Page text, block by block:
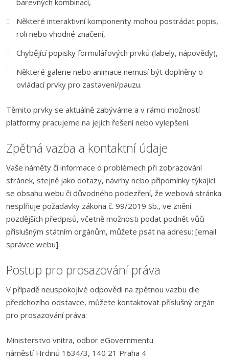
barevných kombinací,
Některé interaktivní komponenty mohou postrádat popis,
roli nebo vhodné značení,
Chybějící popisky formulářových prvků (labely, nápovědy),
Některé galerie nebo animace nemusí být doplněny o
ovládací prvky pro zastavení/pauzu.
Těmito prvky se aktuálně zabýváme a v rámci možností
platformy pracujeme na jejich řešení nebo vylepšení.
Zpětná vazba a kontaktní údaje
Vaše náměty či informace o problémech při zobrazování
stránek, stejně jako dotazy, návrhy nebo připomínky týkající
se obsahu webu či důvodného podezření, že webová stránka
nesplňuje požadavky zákona č. 99/2019 Sb., ve znění
pozdějších předpisů, včetně možnosti podat podnět vůči
příslušným státním orgánům, můžete psát na adresu: [email
správce webu].
Postup pro prosazování práva
V případě neuspokojivé odpovědi na zpětnou vazbu dle
předchozího odstavce, můžete kontaktovat příslušný orgán
pro prosazování práva:
Ministerstvo vnitra, odbor eGovernmentu
náměstí Hrdinů 1634/3, 140 21 Praha 4